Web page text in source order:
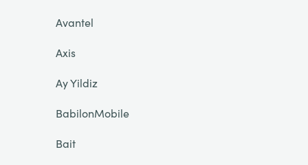
Avantel
Axis
Ay Yildiz
BabilonMobile
Bait